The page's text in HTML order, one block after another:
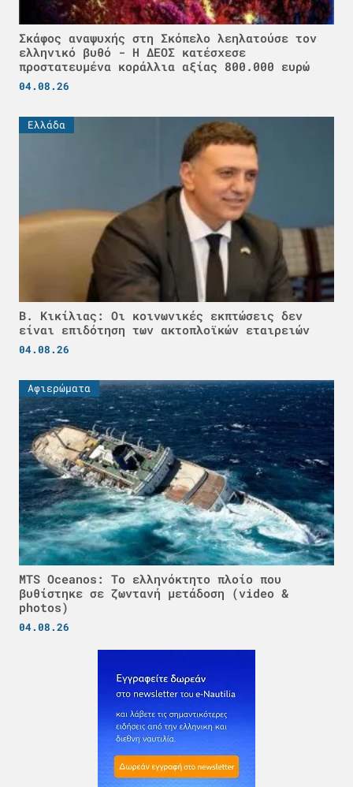
Σκάφος αναψυχής στη Σκόπελο λεηλατούσε τον
ελληνικό βυθό - H ΔΕΟΣ κατέσχεσε
προστατευμένα κοράλλια αξίας 800.000 ευρώ
04.08.26
Ελλάδα
Β. Κικίλιας: Οι κοινωνικές εκπτώσεις δεν
είναι επιδότηση των ακτοπλοϊκών εταιρειών
04.08.26
Αφιερώματα
MTS Oceanos: Το ελληνόκτητο πλοίο που
βυθίστηκε σε ζωντανή μετάδοση (video &
photos)
04.08.26